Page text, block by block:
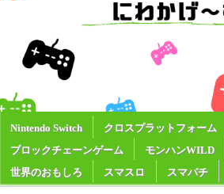
Nintendo Switch クロスプラットフォーム
ブロックチェーンゲーム
モンハンWILD
世界のおもしろ
スマスロ スマパチ